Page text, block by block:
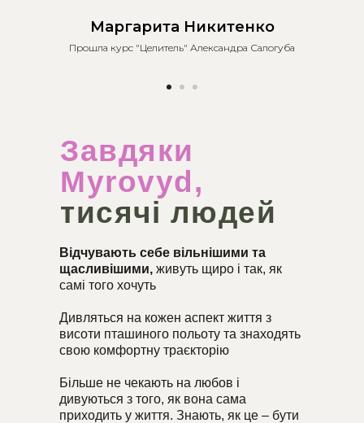
Маргарита Никитенко
Прошла курс "Целитель" Александра Салогуба
Відчувають себе вільнішими та
щасливішими, живуть щиро і так, як
самі того хочуть
Дивляться на кожен аспект життя з
висоти пташиного польоту та знаходять
свою комфортну траєкторію
Більше не чекають на любов і
дивуються з того, як вона сама
приходить у життя. Знають, як це – бути
Завдяки
Myrovyd,
тисячі людей